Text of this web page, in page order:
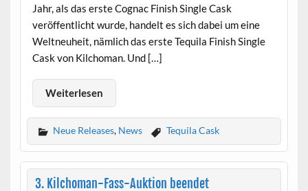
Jahr, als das erste Cognac Finish Single Cask
veröffentlicht wurde, handelt es sich dabei um eine
Weltneuheit, nämlich das erste Tequila Finish Single
Cask von Kilchoman. Und […]
Weiterlesen
Neue Releases, News Tequila Cask
3. Kilchoman-Fass-Auktion beendet